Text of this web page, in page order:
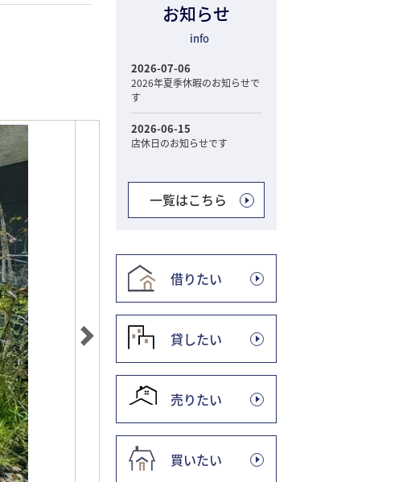
お知らせ
info
一覧はこちら
借りたい
貸したい
売りたい
買いたい